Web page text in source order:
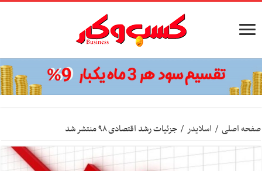
صفحه اصلی / اسلایدر / جزئیات رشد اقتصادی ۹۸ منتشر شد